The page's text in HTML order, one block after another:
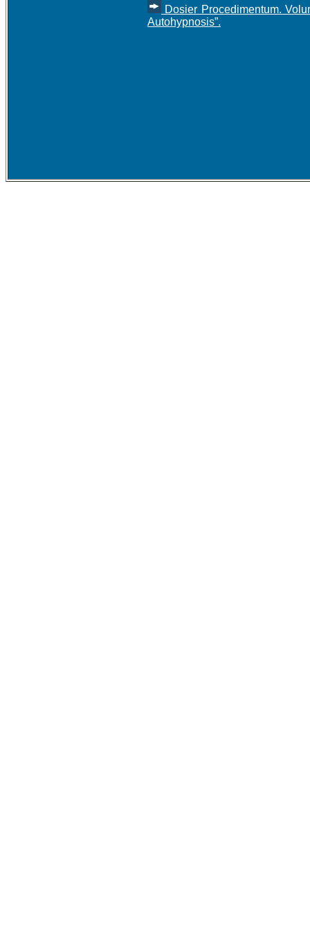
Dosier Procedimentum.
Autohypnosis”.